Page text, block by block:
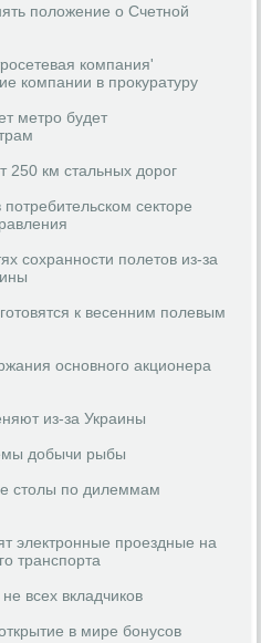
положение о Счетной
компания'
компании в прокуратуру
метро будет
250 км стальных дорог
секторе
сохранности полетов из-за
к весенним полевым
основного акционера
из-за Украины
добычи рыбы
столы по дилеммам
электронные проездные на
транспорта
всех вкладчиков
в мире бонусов